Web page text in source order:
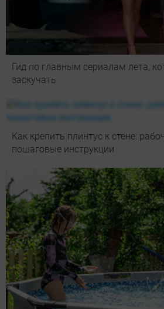
Гид по главным сериалам лета,
заскучать
Как крепить плинтус к стене:
пошаговые инструкции